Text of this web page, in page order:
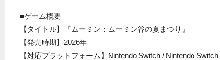
■ゲーム概要
【タイトル】『ムーミン：ムーミン谷の夏まつり』
【発売時期】2026年
【対応プラットフォーム】Nintendo Switch / Nintendo